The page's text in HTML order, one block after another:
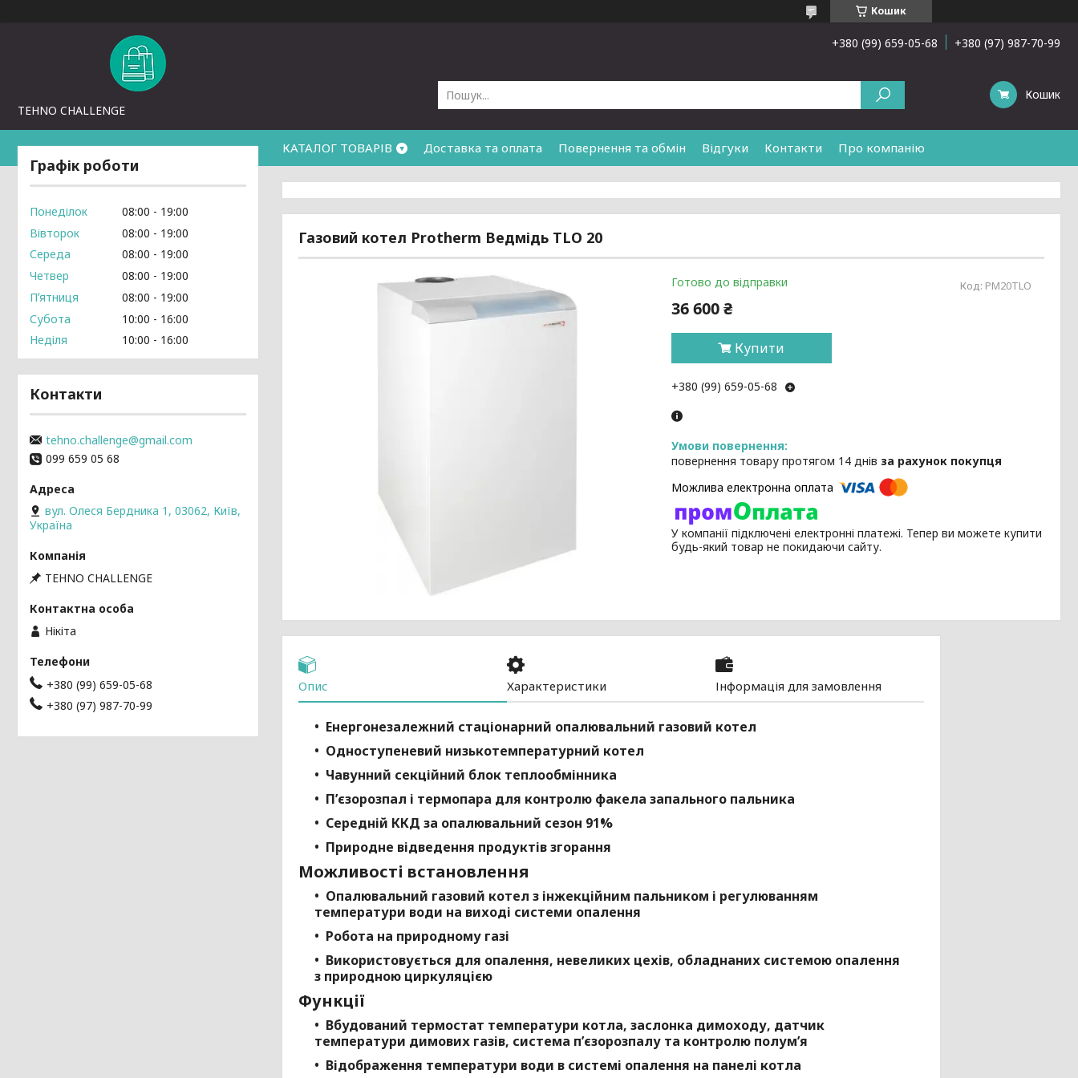
Кошик
TEHNO CHALLENGE
+380 (99) 659-05-68 +380 (97) 987-70-99
Кошик
КАТАЛОГ ТОВАРІВ Доставка та оплата Повернення та обмін Відгуки Контакти Про компанію
Газовий котел Protherm Ведмідь TLO 20
Готово до відправки Код: PМ20TLO
36 600 ₴
Купити
+380 (99) 659-05-68
повернення товару протягом 14 днів за рахунок покупця
У компанії підключені електронні платежі. Тепер ви можете купити
будь-який товар не покидаючи сайту.
Опис Характеристики Інформація для замовлення
Енергонезалежний стаціонарний опалювальний газовий котел
Одноступеневий низькотемпературний котел
Чавунний секційний блок теплообмінника
П’єзорозпал і термопара для контролю факела запального пальника
Середній ККД за опалювальний сезон 91%
Природне відведення продуктів згорання
Можливості встановлення
Опалювальний газовий котел з інжекційним пальником і регулюванням
температури води на виході системи опалення
Робота на природному газі
Використовується для опалення, невеликих цехів, обладнаних системою опалення
з природною циркуляцією
Функції
Вбудований термостат температури котла, заслонка димоходу, датчик
температури димових газів, система п’єзорозпалу та контролю полум’я
Відображення температури води в системі опалення на панелі котла
Графік роботи
Понеділок 08:00
19:00
Вівторок
08:00
19:00
Середа
08:00
19:00
Четвер
08:00
19:00
Пʼятниця
08:00
19:00
Субота
10:00
16:00
Неділя
10:00 16:00
Контакти
tehno.challenge@gmail.com
099 659 05 68
вул. Олеся Бердника 1, 03062, Київ,
Україна
TEHNO CHALLENGE
Нікіта
+380 (99) 659-05-68
+380 (97) 987-70-99